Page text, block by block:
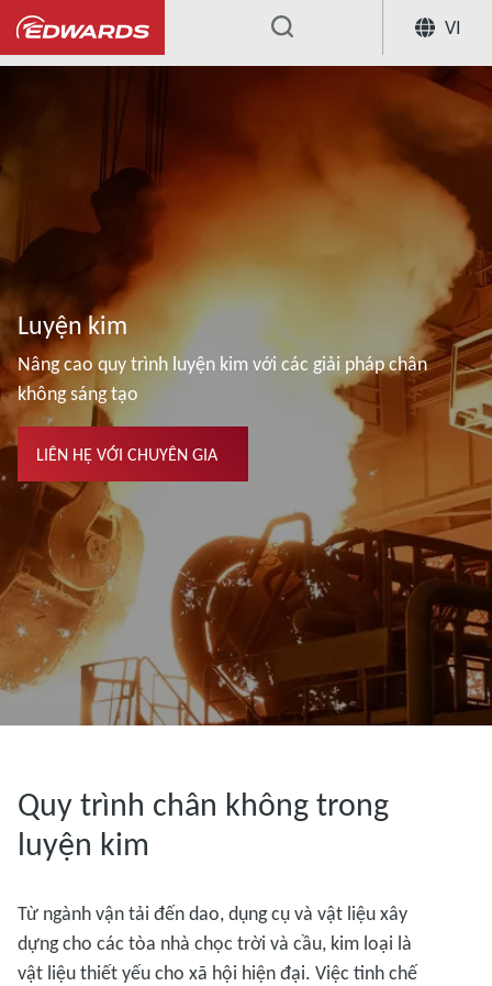
VI
...
Luyện kim
Nâng cao quy trình luyện kim với các giải pháp chân
không sáng tạo
LIÊN HỆ VỚI CHUYÊN GIA
Quy trình chân không trong
luyện kim
Từ ngành vận tải đến dao, dụng cụ và vật liệu xây
dựng cho các tòa nhà chọc trời và cầu, kim loại là
vật liệu thiết yếu cho xã hội hiện đại. Việc tinh chế